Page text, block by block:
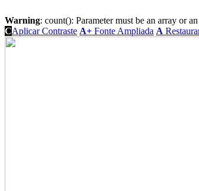
Warning: count(): Parameter must be an array or
CAplicar Contraste A+ Fonte Ampliada A